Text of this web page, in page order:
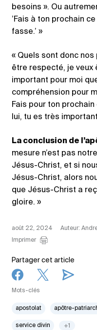
besoins ». Ou
’Fais à ton prochain
fasse.’ »
« Quels sont donc
être respecté, je veux
important pour moi
compréhension pour
Fais pour ton
lui, tu es très
La conclusion de
mesure n’est pas
Jésus-Christ, et si
Jésus-Christ, alors
que Jésus-Christ a
gloire. »
août 22, 2024
Auteur:
Imprimer
Partager cet article
Mots-clés
apostolat apôtre-
service divin +1